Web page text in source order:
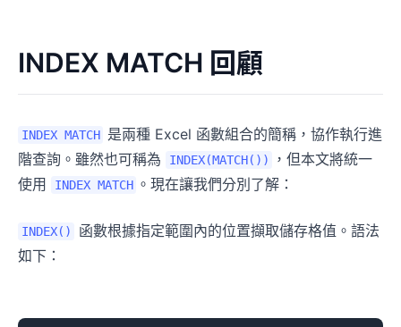
INDEX MATCH 回顧
INDEX MATCH 是兩種 Excel 函數組合的簡稱，協作執行進
階查詢。雖然也可稱為
INDEX(MATCH())
，但本文將統一
使用
INDEX MATCH 。現在讓我們分別了解：
INDEX()
函數根據指定範圍內的位置擷取儲存格值。語法
如下：